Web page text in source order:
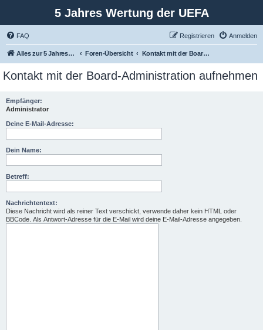
5 Jahres Wertung der UEFA
FAQ Anmelden
Registrieren
Alles zur 5 Jahreswertung / Tabelle der UEFA mit vielen Statistiken. Foren-Übersicht Kontakt mit der Board-Administration aufnehmen
Kontakt mit der Board-Administration aufnehmen
Empfänger:
Administrator
Deine E-Mail-Adresse:
Dein Name:
Betreff:
Nachrichtentext:
Diese Nachricht wird als reiner Text verschickt, verwende daher kein HTML oder
BBCode. Als Antwort-Adresse für die E-Mail wird deine E-Mail-Adresse angegeben.